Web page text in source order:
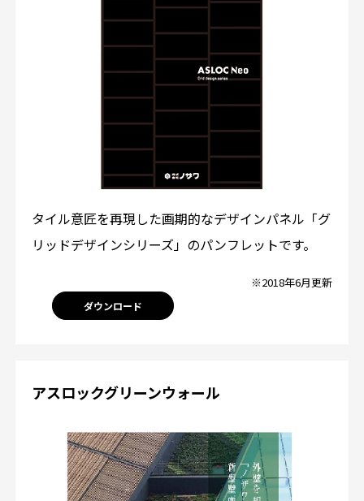
タイル意匠を再現した画期的なデザインパネル「グ
リッドデザインシリーズ」のパンフレットです。
※2018年6月更新
ダウンロード
アスロックグリーンウォール